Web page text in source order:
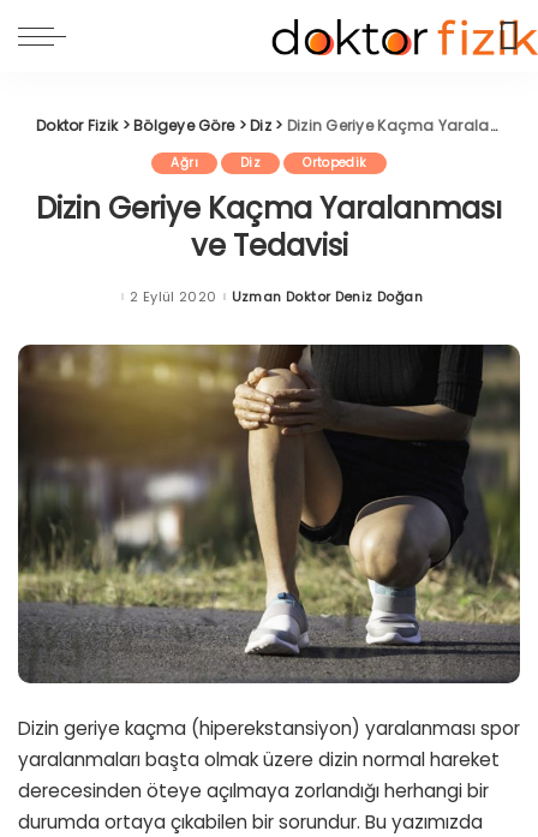
Doktor Fizik>Bölgeye Göre>Diz> Dizin Geriye Kaçma Yaralanması ve Tedavisi
Ağrı Diz Ortopedik
Dizin Geriye Kaçma Yaralanması
ve Tedavisi
2 Eylül 2020 Posted
Uzman Doktor Deniz Doğan
Dizin geriye kaçma (hiperekstansiyon) yaralanması spor
yaralanmaları başta olmak üzere dizin normal hareket
derecesinden öteye açılmaya zorlandığı herhangi bir
durumda ortaya çıkabilen bir sorundur. Bu yazımızda